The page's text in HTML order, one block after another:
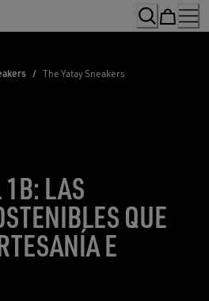
/ The Yatay Sneakers
1B: LAS
QUE
E